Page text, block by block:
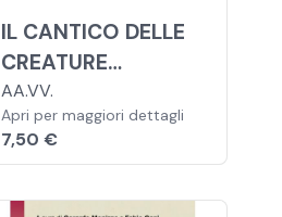
IL CANTICO DELLE
CREATURE
SECONDO VAN
GOGH
AA.VV.
Apri per maggiori dettagli
7,50 €